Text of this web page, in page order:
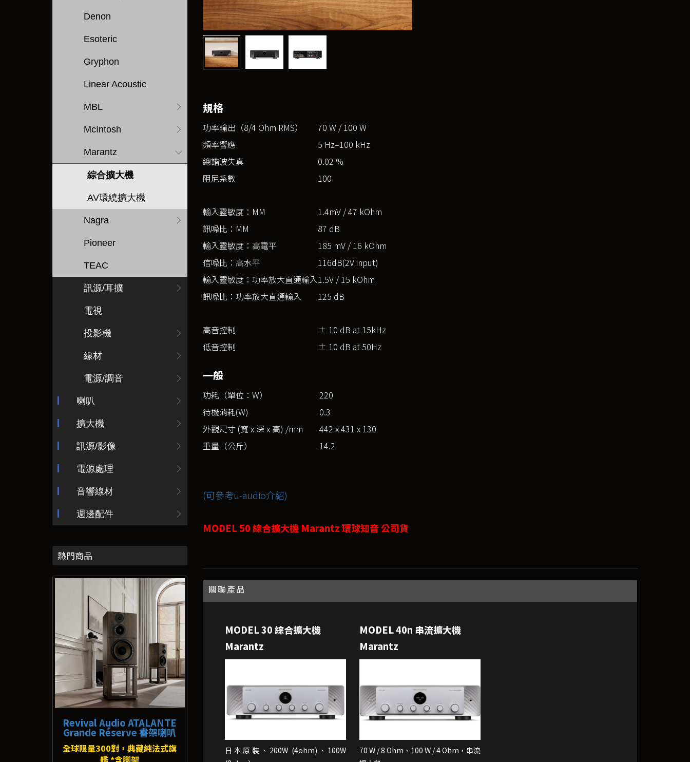
Denon
Esoteric
Gryphon
Linear Acoustic
MBL
McIntosh
Marantz
綜合擴大機
AV環繞擴大機
Nagra
Pioneer
TEAC
訊源/耳擴
電視
投影機
線材
電源/調音
喇叭
擴大機
訊源/影像
電源處理
音響線材
週邊配件
熱門商品
Revival Audio ATALANTE
Grande Réserve 書架喇叭
全球限量300對，典藏純法式旗
艦 *含腳架
規格
功率輸出（8/4 Ohm RMS）
70 W / 100 W
頻率響應
5 Hz–100 kHz
總諧波失真
0.02 %
阻尼系數
100
輸入靈敏度：MM
1.4mV / 47 kOhm
訊噪比：MM
87 dB
輸入靈敏度：高電平
185 mV / 16 kOhm
信噪比：高水平
116dB(2V input)
輸入靈敏度：功率放大直通輸入1.5V / 15 kOhm
訊噪比：功率放大直通輸入
125 dB
高音控制
± 10 dB at 15kHz
低音控制
± 10 dB at 50Hz
一般
功耗（單位：W）
220
待機消耗(W)
0.3
外觀尺寸 (寬 x 深 x 高) /mm 442 x 431 x 130
重量（公斤）
14.2
(可參考u-audio介紹)
MODEL 50 綜合擴大機 Marantz 環球知音 公司貨
關聯產品
日本原裝、200W (4ohm)、100W
MODEL 30 綜合擴大機
Marantz
70 W / 8 Ohm、100 W / 4 Ohm，串流
MODEL 40n 串流擴大機
Marantz